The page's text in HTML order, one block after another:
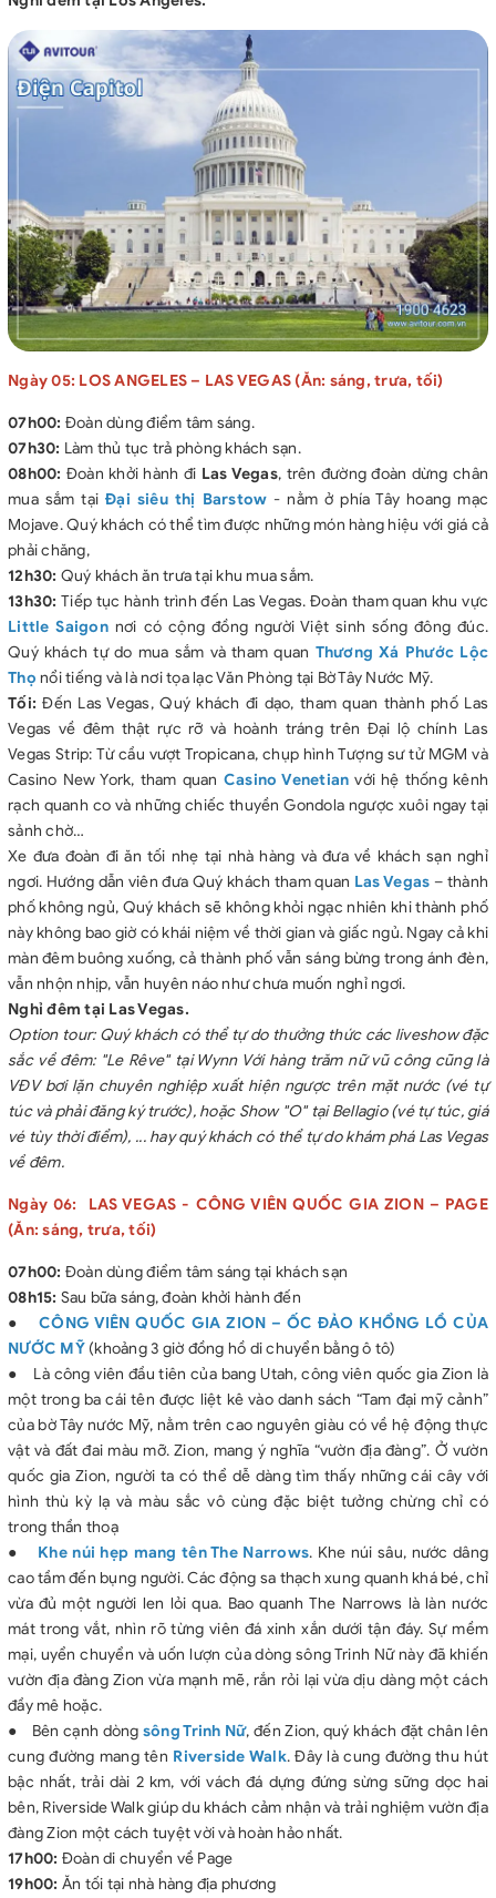
Ngày 05: LOS ANGELES – LAS VEGAS (Ăn: sáng, trưa, tối)
07h00: Đoàn dùng điểm tâm sáng.
07h30: Làm thủ tục trả phòng khách sạn.
08h00: Đoàn khởi hành đi Las Vegas, trên đường đoàn dừng chân
mua sắm tạiĐại siêu thị Barstow - nằm ở phía Tây hoang mạc
Mojave. Quý khách có thể tìm được những món hàng hiệu với giá cả
phải chăng,
12h30: Quý khách ăn trưa tại khu mua sắm.
13h30:Tiếp tục hành trình đến Las Vegas. Đoàn tham quan khu vực
Little Saigonnơi có cộng đồng người Việt sinh sống đông đúc.
Quý khách tự do mua sắm và tham quan Thương Xá Phước Lộc
Thọ nổi tiếng và là nơi tọa lạc Văn Phòng tại Bờ Tây Nước Mỹ.
Tối: Đến Las Vegas, Quý khách đi dạo, tham quan thành phố Las
Vegas về đêm thật rực rỡ và hoành tráng trên Đại lộ chính Las
Vegas Strip: Từ cầu vượt Tropicana, chụp hình Tượng sư tử MGM và
Casino New York, tham quan Casino Venetianvới hệ thống kênh
rạch quanh co và những chiếc thuyền Gondola ngược xuôi ngay tại
sảnh chờ…
Xe đưa đoàn đi ăn tối nhẹ tại nhà hàng và đưa về khách sạn nghỉ
ngơi. Hướng dẫn viên đưa Quý khách tham quan Las Vegas – thành
phố không ngủ, Quý khách sẽ không khỏi ngạc nhiên khi thành phố
này không bao giờ có khái niệm về thời gian và giấc ngủ. Ngay cả khi
màn đêm buông xuống, cả thành phố vẫn sáng bừng trong ánh đèn,
vẫn nhộn nhịp, vẫn huyên náo như chưa muốn nghỉ ngơi.
Nghỉ đêm tại Las Vegas.
Option tour: Quý khách có thể tự do thưởng thức các liveshow đặc
sắc về đêm: "Le Rêve" tại Wynn Với hàng trăm nữ vũ công cũng là
VĐV bơi lặn chuyên nghiệp xuất hiện ngược trên mặt nước (vé tự
túc và phải đăng ký trước), hoặc Show "O" tại Bellagio (vé tự túc, giá
vé tùy thời điểm), ... hay quý khách có thể tự do khám phá Las Vegas
về đêm.
Ngày 06: LAS VEGAS - CÔNG VIÊN QUỐC GIA ZION – PAGE
(Ăn: sáng, trưa, tối)
07h00: Đoàn dùng điểm tâm sáng tại khách sạn
08h15: Sau bữa sáng, đoàn khởi hành đến
●CÔNG VIÊN QUỐC GIA ZION – ỐC ĐẢO KHỔNG LỒ CỦA
NƯỚC MỸ(khoảng 3 giờ đồng hồ di chuyển bằng ô tô)
● Là công viên đầu tiên của bang Utah, công viên quốc gia Zion là
một trong ba cái tên được liệt kê vào danh sách “Tam đại mỹ cảnh”
của bờ Tây nước Mỹ, nằm trên cao nguyên giàu có về hệ động thực
vật và đất đai màu mỡ. Zion, mang ý nghĩa “vườn địa đàng”. Ở vườn
quốc gia Zion, người ta có thể dễ dàng tìm thấy những cái cây với
hình thù kỳ lạ và màu sắc vô cùng đặc biệt tưởng chừng chỉ có
trong thần thoạ
● Khe núi hẹp mang tên The Narrows. Khe núi sâu, nước dâng
cao tầm đến bụng người. Các động sa thạch xung quanh khá bé, chỉ
vừa đủ một người len lỏi qua. Bao quanh The Narrows là làn nước
mát trong vắt, nhìn rõ từng viên đá xinh xắn dưới tận đáy. Sự mềm
mại, uyển chuyển và uốn lượn của dòng sông Trinh Nữ này đã khiến
vườn địa đàng Zion vừa mạnh mẽ, rắn rỏi lại vừa dịu dàng một cách
đầy mê hoặc.
● Bên cạnh dòng sông Trinh Nữ, đến Zion, quý khách đặt chân lên
cung đường mang tên Riverside Walk. Đây là cung đường thu hút
bậc nhất, trải dài 2 km, với vách đá dựng đứng sừng sững dọc hai
bên, Riverside Walk giúp du khách cảm nhận và trải nghiệm vườn địa
đàng Zion một cách tuyệt vời và hoàn hảo nhất.
17h00: Đoàn di chuyển về Page
19h00: Ăn tối tại nhà hàng địa phương